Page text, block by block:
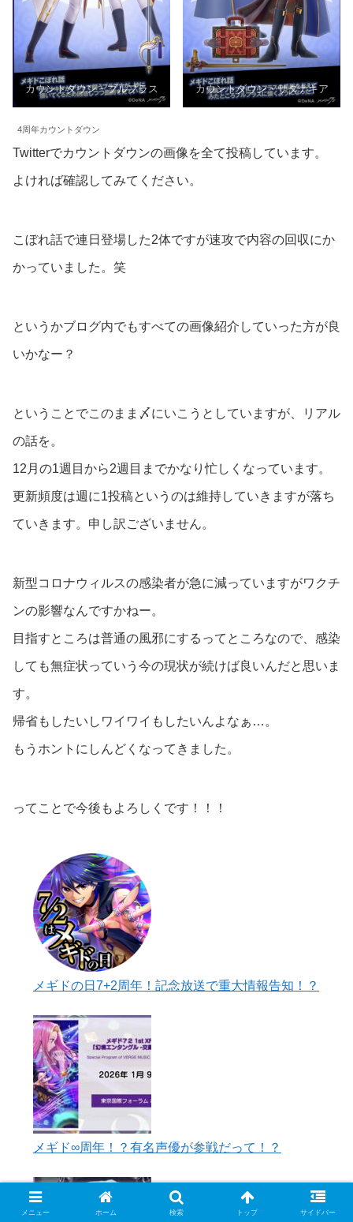
カウントダウン・プルフラス カウントダウン・サタナキア
4周年カウントダウン
Twitterでカウントダウンの画像を全て投稿しています。
よければ確認してみてください。
こぼれ話で連日登場した2体ですが速攻で内容の回収にか
かっていました。笑
というかブログ内でもすべての画像紹介していった方が良
いかなー？
ということでこのまま〆にいこうとしていますが、リアル
の話を。
12月の1週目から2週目までかなり忙しくなっています。
更新頻度は週に1投稿というのは維持していきますが落ち
ていきます。申し訳ございません。
新型コロナウィルスの感染者が急に減っていますがワクチ
ンの影響なんですかねー。
目指すところは普通の風邪にするってところなので、感染
しても無症状っていう今の現状が続けば良いんだと思いま
す。
帰省もしたいしワイワイもしたいんよなぁ…。
もうホントにしんどくなってきました。
ってことで今後もよろしくです！！！
メギドの日7+2周年！記念放送で重大情報告知！？
メギド∞周年！？有名声優が参戦だって！？
メニュー ホーム 検索 トップ サイドバー